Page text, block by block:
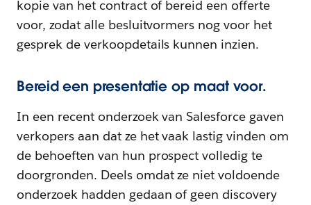
kopie van het contract of bereid een offerte
voor, zodat alle besluitvormers nog voor het
gesprek de verkoopdetails kunnen inzien.
Bereid een presentatie op maat voor.
In een recent onderzoek van Salesforce gaven
verkopers aan dat ze het vaak lastig vinden om
de behoeften van hun prospect volledig te
doorgronden. Deels omdat ze niet voldoende
onderzoek hadden gedaan of geen discovery